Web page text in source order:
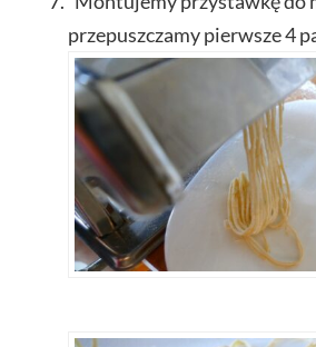
przepuszczamy pierwsze 4